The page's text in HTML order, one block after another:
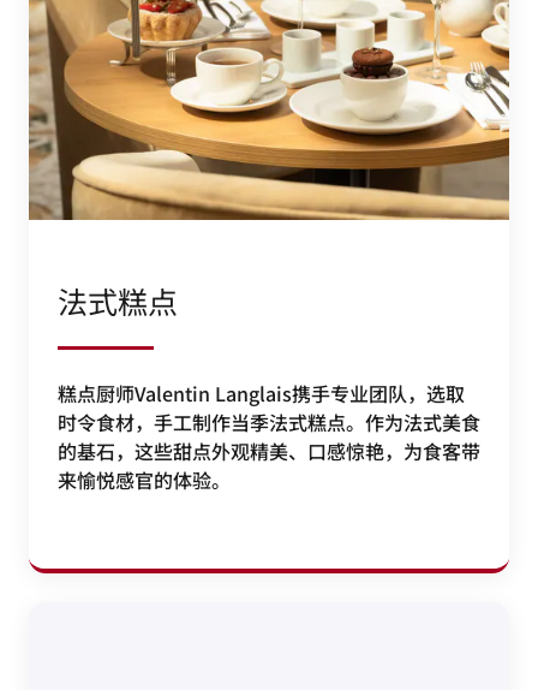
法式糕点
糕点厨师Valentin Langlais携手专业团队，选取
时令食材，手工制作当季法式糕点。作为法式美食
的基石，这些甜点外观精美、口感惊艳，为食客带
来愉悦感官的体验。